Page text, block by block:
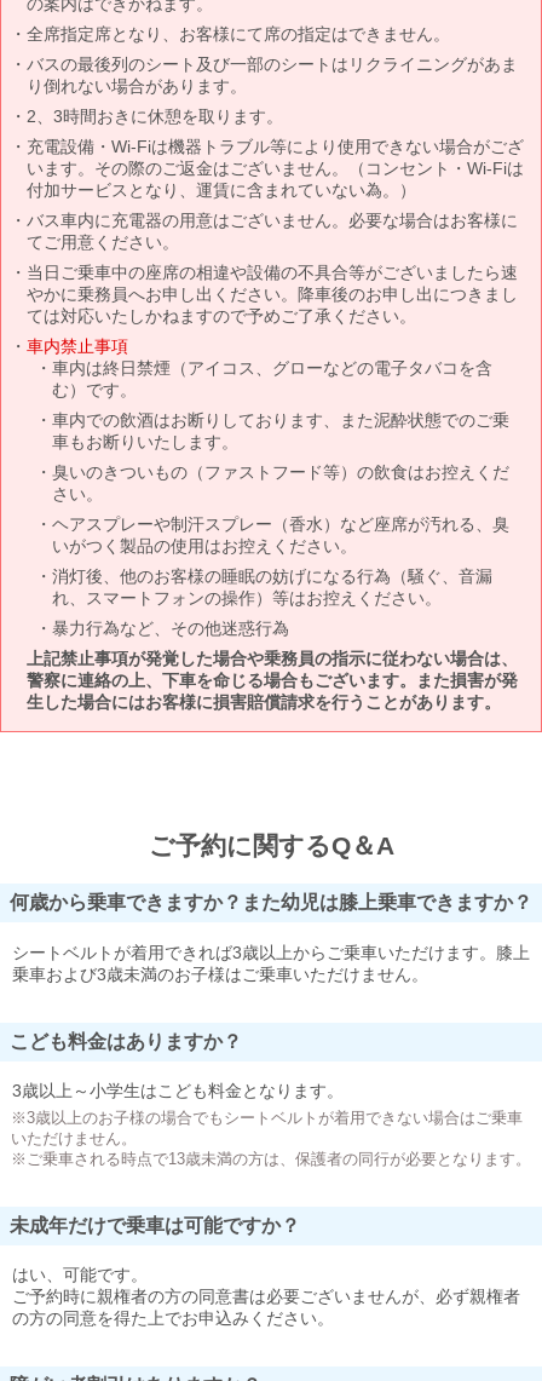
全席指定席となり、お客様にて席の指定はできません。
バスの最後列のシート及び一部のシートはリクライニングがあま
り倒れない場合があります。
2、3時間おきに休憩を取ります。
充電設備・Wi-Fiは機器トラブル等により使用できない場合がござ
います。その際のご返金はございません。（コンセント・Wi-Fiは
付加サービスとなり、運賃に含まれていない為。）
バス車内に充電器の用意はございません。必要な場合はお客様に
てご用意ください。
当日ご乗車中の座席の相違や設備の不具合等がございましたら速
やかに乗務員へお申し出ください。降車後のお申し出につきまし
ては対応いたしかねますので予めご了承ください。
車内禁止事項
車内は終日禁煙（アイコス、グローなどの電子タバコを含
む）です。
車内での飲酒はお断りしております、また泥酔状態でのご乗
車もお断りいたします。
臭いのきついもの（ファストフード等）の飲食はお控えくだ
さい。
ヘアスプレーや制汗スプレー（香水）など座席が汚れる、臭
いがつく製品の使用はお控えください。
消灯後、他のお客様の睡眠の妨げになる行為（騒ぐ、音漏
れ、スマートフォンの操作）等はお控えください。
暴力行為など、その他迷惑行為
上記禁止事項が発覚した場合や乗務員の指示に従わない場合は、
警察に連絡の上、下車を命じる場合もございます。また損害が発
生した場合にはお客様に損害賠償請求を行うことがあります。
ご予約に関するQ＆A
何歳から乗車できますか？また幼児は膝上乗車できますか？
シートベルトが着用できれば3歳以上からご乗車いただけます。膝上
乗車および3歳未満のお子様はご乗車いただけません。
こども料金はありますか？
3歳以上～小学生はこども料金となります。
※3歳以上のお子様の場合でもシートベルトが着用できない場合はご乗車
いただけません。
※ご乗車される時点で13歳未満の方は、保護者の同行が必要となります。
未成年だけで乗車は可能ですか？
はい、可能です。
ご予約時に親権者の方の同意書は必要ございませんが、必ず親権者
の方の同意を得た上でお申込みください。